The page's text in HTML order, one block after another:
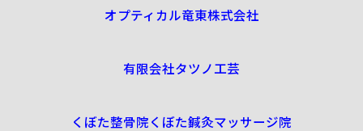
オプティカル竜東株式会社
有限会社タツノ工芸
くぼた整骨院くぼた鍼灸マッサージ院